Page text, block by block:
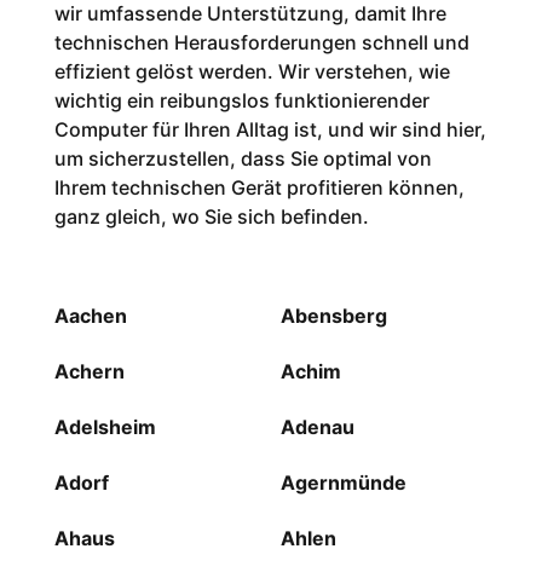
wir umfassende Unterstützung, damit Ihre
technischen Herausforderungen schnell und
effizient gelöst werden. Wir verstehen, wie
wichtig ein reibungslos funktionierender
Computer für Ihren Alltag ist, und wir sind hier,
um sicherzustellen, dass Sie optimal von
Ihrem technischen Gerät profitieren können,
ganz gleich, wo Sie sich befinden.
Aachen Abensberg
Achern Achim
Adelsheim Adenau
Adorf Agernmünde
Ahaus Ahlen